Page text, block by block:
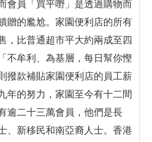
會員「買平嘢」是透過購物而
贈的尷尬。家園便利店的所有
，比普通超市平大約兩成至四
不牟利、為基層，每日幫你慳
撥款補貼家園便利店的員工薪
年的努力，家園至今有十二間
逾二十三萬會員，他們是長
、新移民和南亞裔人士。香港